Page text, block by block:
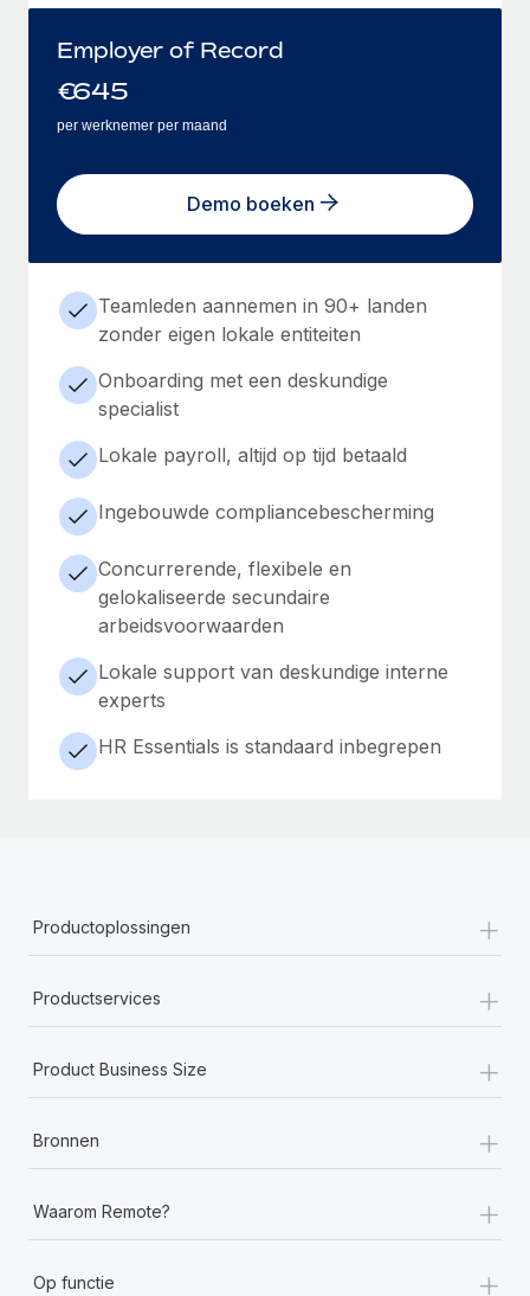
Employer of Record
€645
per werknemer per maand
Demo boeken
Teamleden aannemen in 90+ landen
zonder eigen lokale entiteiten
Onboarding met een deskundige
specialist
Lokale payroll, altijd op tijd betaald
Ingebouwde compliancebescherming
Concurrerende, flexibele en
gelokaliseerde secundaire
arbeidsvoorwaarden
Lokale support van deskundige interne
experts
HR Essentials is standaard inbegrepen
Productoplossingen +
Productservices +
Product Business Size +
Bronnen +
Waarom Remote? +
Op functie +